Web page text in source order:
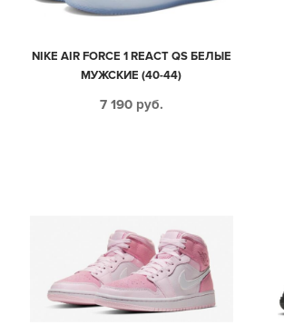
NIKE AIR FORCE 1 REACT QS БЕЛЫЕ
МУЖСКИЕ (40-44)
7 190 руб.